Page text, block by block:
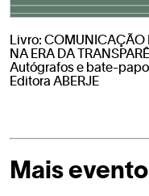
Livro: COMUNICAÇÃO
NA ERA DA
Autógrafos e bate-papo
Editora ABERJE
Mais